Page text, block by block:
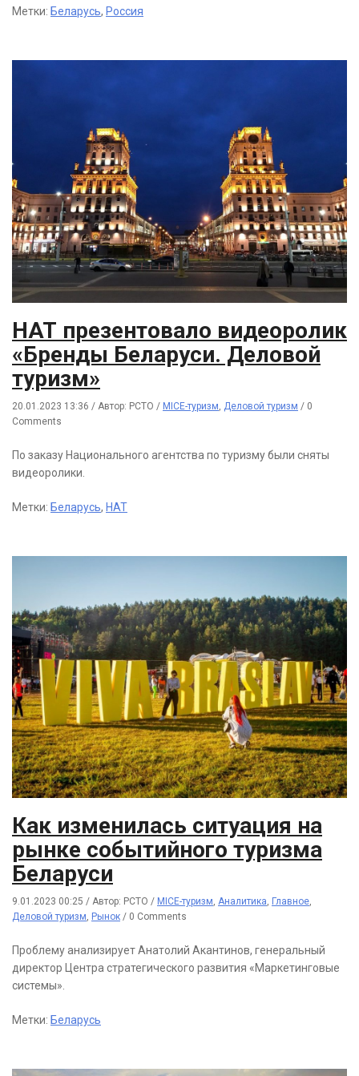
Метки: Беларусь, Россия
НАТ презентовало видеоролик
«Бренды Беларуси. Деловой
туризм»
20.01.2023 13:36 / Автор: РСТО / MICE-туризм Деловой туризм / 0
Comments
По заказу Национального агентства по туризму были сняты
видеоролики.
Метки: Беларусь, НАТ
Как изменилась ситуация на
рынке событийного туризма
Беларуси
9.01.2023 00:25 / Автор: РСТО / MICE-туризм, Аналитика, Главное,
Деловой туризм, Рынок / 0 Comments
Проблему анализирует Анатолий Акантинов, генеральный
директор Центра стратегического развития «Маркетинговые
системы».
Метки: Беларусь